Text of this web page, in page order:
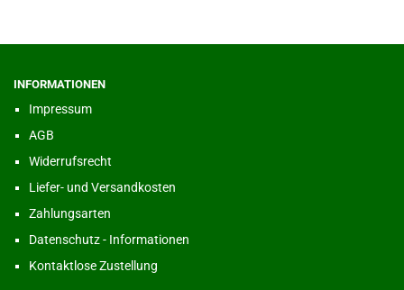
INFORMATIONEN
Impressum
AGB
Widerrufsrecht
Liefer- und Versandkosten
Zahlungsarten
Datenschutz - Informationen
Kontaktlose Zustellung